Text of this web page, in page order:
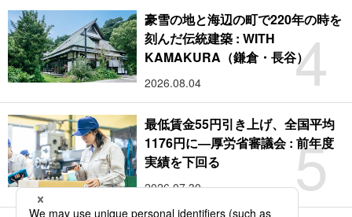
4
豪雪の地と海辺の町で220年の時を
刻んだ伝統建築 : WITH
KAMAKURA（鎌倉・長谷）
2026.08.04
5
最低賃金55円引き上げ、全国平均
1176円に―厚労省審議会 : 前年度
実績を下回る
2026.07.30